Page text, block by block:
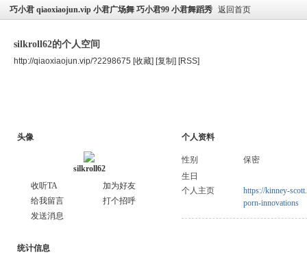
巧小君 qiaoxiaojun.vip 小君广场舞 巧小君99 小君舞蹈秀 返回首页
silkroll62的个人空间
http://qiaoxiaojun.vip/?2298675 [收藏] [复制] [RSS]
头像
silkroll62
收听TA
加为好友
给我留言
打个招呼
发送消息
统计信息
个人资料
性别
保密
生日
个人主页
https://kinney-
porn-innovations